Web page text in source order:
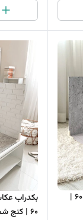
بکدراب عکاسی سایز 60 در 60 |
60 | کنج شماره 12